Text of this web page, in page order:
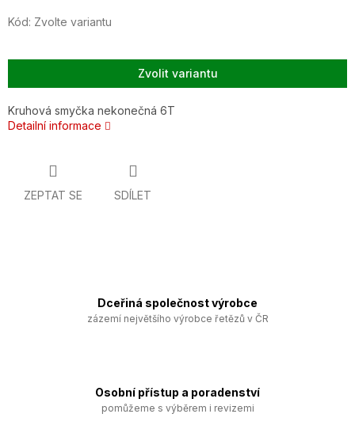
cena:
Kód: Zvolte variantu
Zvolit variantu
Kruhová smyčka nekonečná 6T
Detailní informace
ZEPTAT SE SDÍLET
Dceřiná společnost výrobce
zázemí největšího výrobce řetězů v ČR
Osobní přístup a poradenství
pomůžeme s výběrem i revizemi